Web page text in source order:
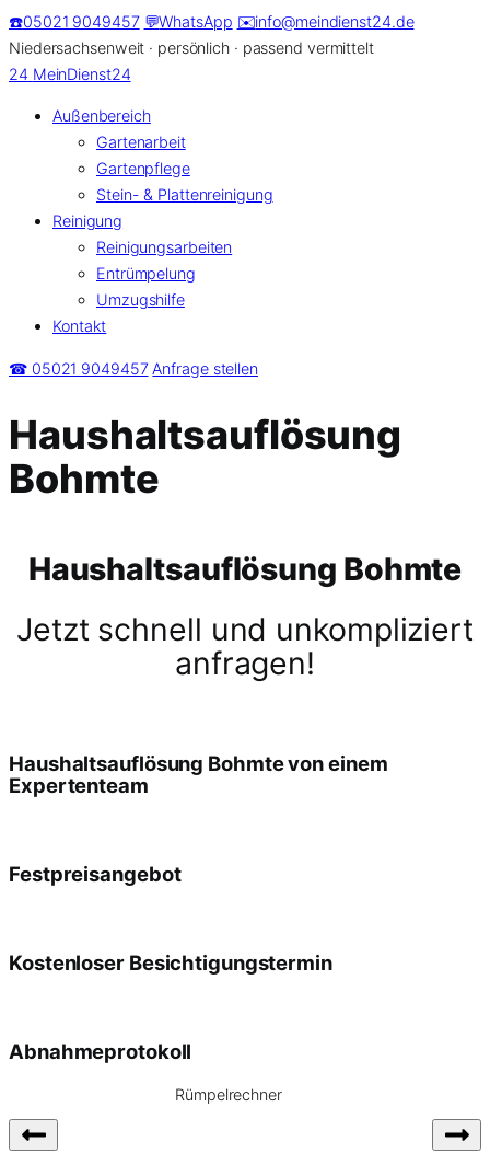
Zum
Inhalt
springen
☎️05021 9049457 💬WhatsApp ✉️info@meindienst24.de
Niedersachsenweit · persönlich · passend vermittelt
24 MeinDienst24
Außenbereich
Gartenarbeit
Gartenpflege
Stein- & Plattenreinigung
Reinigung
Reinigungsarbeiten
Entrümpelung
Umzugshilfe
Kontakt
☎ 05021 9049457 Anfrage stellen
Haushaltsauflösung
Bohmte
Haushaltsauflösung Bohmte
Jetzt schnell und unkompliziert
anfragen!
Haushaltsauflösung Bohmte von einem
Expertenteam
Festpreisangebot
Kostenloser Besichtigungstermin
Abnahmeprotokoll
Rümpelrechner